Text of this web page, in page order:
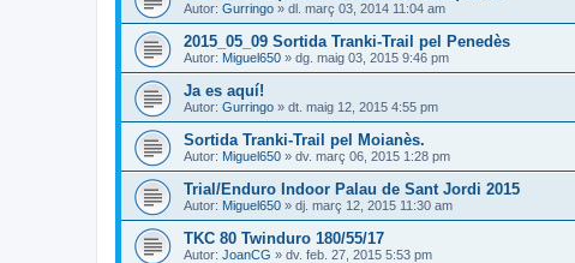
Autor: Gurringo » dl. març 03, 2014 11:04 am
2015_05_09 Sortida Tranki-Trail pel Penedès
Autor: Miguel650 » dg. maig 03, 2015 9:46 pm
Ja es aquí!
Autor: Gurringo » dt. maig 12, 2015 4:55 pm
Sortida Tranki-Trail pel Moianès.
Autor: Miguel650 » dv. març 06, 2015 1:28 pm
Trial/Enduro Indoor Palau de Sant Jordi 2015
Autor: Miguel650 » dj. març 12, 2015 11:30 am
TKC 80 Twinduro 180/55/17
Autor: JoanCG » dv. feb. 27, 2015 5:53 pm